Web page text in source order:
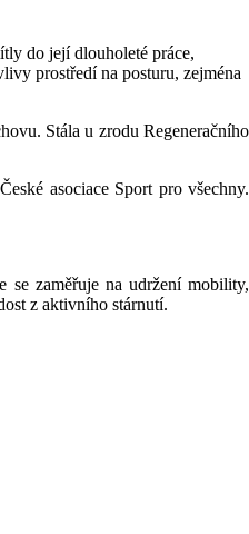
do její dlouholeté práce,
prostředí na posturu, zejména
Stála u zrodu Regeneračního
asociace Sport pro všechny.
zaměřuje na udržení mobility,
z aktivního stárnutí.